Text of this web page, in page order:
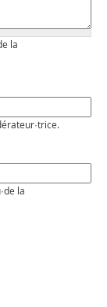
la
la